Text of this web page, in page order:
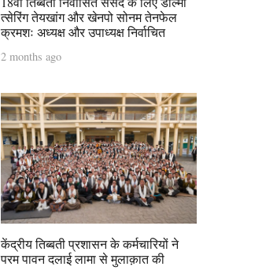
त्सेरिंग तेयखांग और खेनपो सोनम तेनफेल
क्रमशः अध्यक्ष और उपाध्यक्ष निर्वाचित
2 months ago
केंद्रीय तिब्बती प्रशासन के कर्मचारियों ने
परम पावन दलाई लामा से मुलाक़ात की